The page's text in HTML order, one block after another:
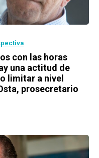
con las horas
una actitud de
limitar a nivel
prosecretario